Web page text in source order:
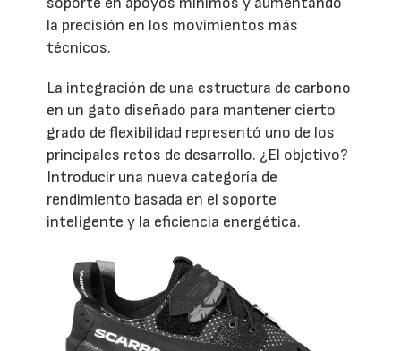
la precisión en los movimientos más
técnicos.
La integración de una estructura de carbono
en un gato diseñado para mantener cierto
grado de flexibilidad representó uno de los
principales retos de desarrollo. ¿El objetivo?
Introducir una nueva categoría de
rendimiento basada en el soporte
inteligente y la eficiencia energética.